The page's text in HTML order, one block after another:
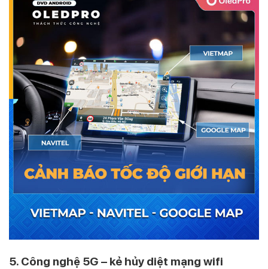
5. Công nghệ 5G – kẻ hủy diệt mạng wifi